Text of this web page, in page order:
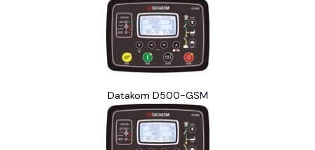
Datakom D500-GSM